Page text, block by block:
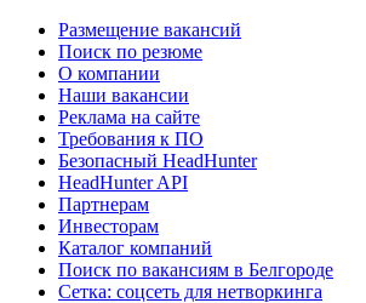
Размещение вакансий
Поиск по резюме
О компании
Наши вакансии
Реклама на сайте
Требования к ПО
Безопасный HeadHunter
HeadHunter API
Партнерам
Инвесторам
Каталог компаний
Поиск по вакансиям в Белгороде
Сетка: соцсеть для нетворкинга